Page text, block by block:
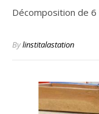
Décomposition de
Bylinstitalastation